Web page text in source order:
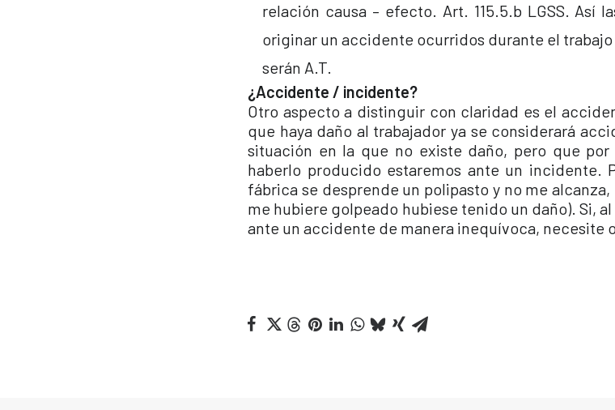
relación causa – efecto. Art. 115.5.b LGSS. Así
originar un accidente ocurridos durante el
serán A.T.
¿Accidente / incidente?
Otro aspecto a distinguir con claridad es el
que haya daño al trabajador ya se considerará
situación en la que no existe daño, pero que
haberlo producido estaremos ante un incidente.
fábrica se desprende un polipasto y no me
me hubiere golpeado hubiese tenido un daño). Si,
ante un accidente de manera inequívoca, necesite